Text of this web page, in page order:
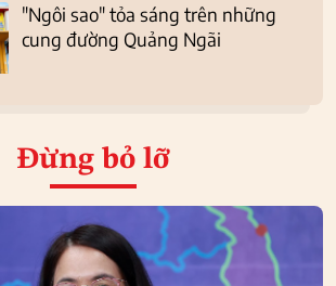
"Ngôi sao" tỏa sáng trên những
cung đường Quảng Ngãi
Đừng bỏ lỡ